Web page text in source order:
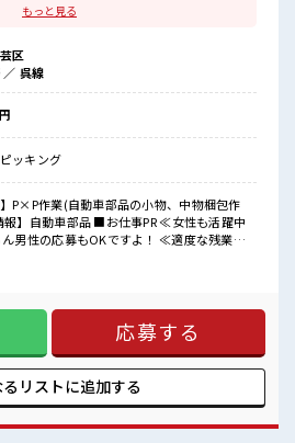
ぎたり奇抜でなければOKです！
リ≫
のは不安だけど、
います！
プUP目指していきましょう！
ります！
もっと見る
区
／ 呉線
ッキング
】P×P作業(自動車部品の小物、中物梱包作
■お仕事PR ≪女性も活躍中
男性の応募もOKですよ！ ≪適度な残業で
月20時間未満で、 ほどよく稼げます♪ ≪
解消♪ ≪未経験でも活躍できる≫ 新しいこ
るのは不安だけど、 しっかり働く環境が整
からスキルUP・ステップUP目指していき
なければOKだから、 モチベーションも
休憩スペースもあります！ 程よく残業あり！
応募する
リストに追加する